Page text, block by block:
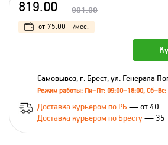
819.00 901.00
от 75.00 /мес.
Самовывоз, г. Брест, ул. Генерала
Режим работы: Пн–Пт: 09:00–18:00, Сб–Вс:
Доставка курьером по РБ — от 40
Доставка курьером по Бресту— 35